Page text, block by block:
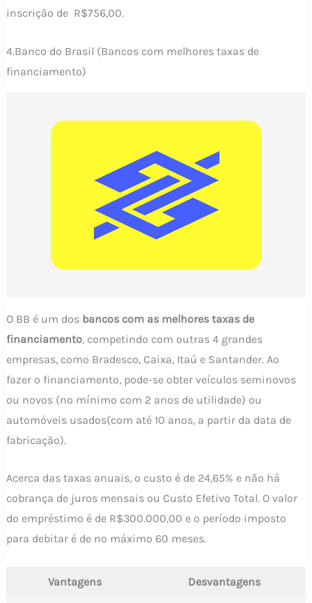
inscrição de R$756,00.
4.Banco do Brasil (Bancos com melhores taxas de
financiamento)
O BB é um dos bancos com as melhores taxas de
financiamento, competindo com outras 4 grandes
empresas, como Bradesco, Caixa, Itaú e Santander. Ao
fazer o financiamento, pode-se obter veículos seminovos
ou novos (no mínimo com 2 anos de utilidade) ou
automóveis usados(com até 10 anos, a partir da data de
fabricação).
Acerca das taxas anuais, o custo é de 24,65% e não há
cobrança de juros mensais ou Custo Efetivo Total. O valor
do empréstimo é de R$300.000,00 e o período imposto
para debitar é de no máximo 60 meses.
Vantagens Desvantagens